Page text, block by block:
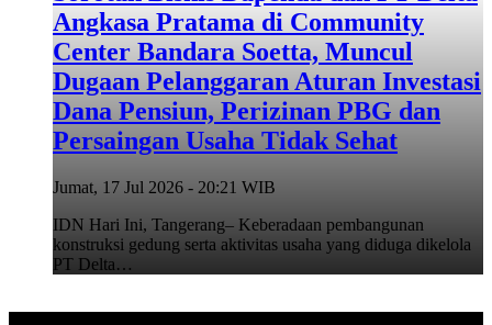
Angkasa Pratama di Community
Center Bandara Soetta, Muncul
Dugaan Pelanggaran Aturan Investasi
Dana Pensiun, Perizinan PBG dan
Persaingan Usaha Tidak Sehat
Jumat, 17 Jul 2026 - 20:21 WIB
IDN Hari Ini, Tangerang– Keberadaan pembangunan
konstruksi gedung serta aktivitas usaha yang diduga dikelola
PT Delta…